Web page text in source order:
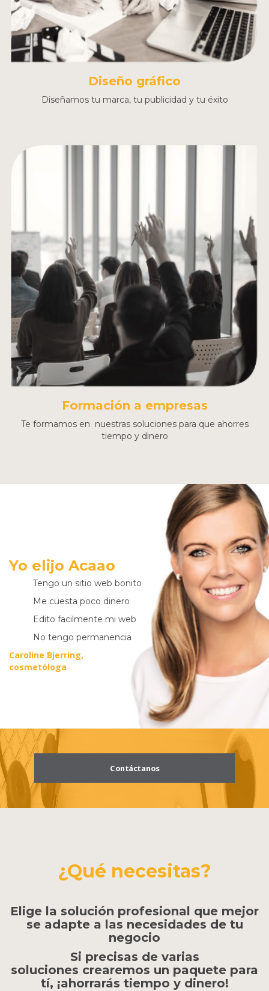
Diseño gráfico
Diseñamos tu marca, tu publicidad y tu éxito
Formación a empresas
Te formamos en nuestras soluciones para que ahorres
tiempo y dinero
Yo elijo Acaao
Tengo un sitio web bonito
Me cuesta poco dinero
Edito facilmente mi web
No tengo permanencia
Caroline Bjerring,
cosmetóloga
Contáctanos
¿Qué necesitas?
Elige la solución profesional que mejor
se adapte a las necesidades de tu
negocio
Si precisas de varias
soluciones crearemos un paquete para
tí, ¡ahorrarás tiempo y dinero!